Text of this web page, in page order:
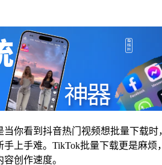
你看到抖音热门视频想批量下载
上手难。TikTok批量下载更是麻
创作速度。